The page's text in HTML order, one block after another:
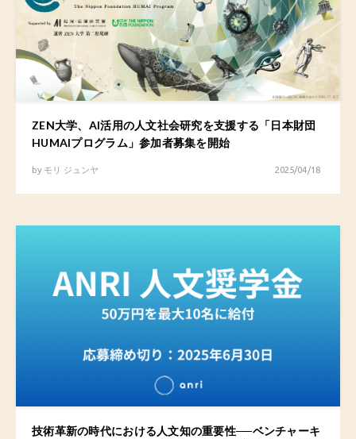
ZEN大学、AI活用の人文社会研究を支援する「日本財団
HUMAIプログラム」参加者募集を開始
by モリ ジュンヤ 2025/04/18
技術革新の時代における人文知の重要性──ベンチャーキ